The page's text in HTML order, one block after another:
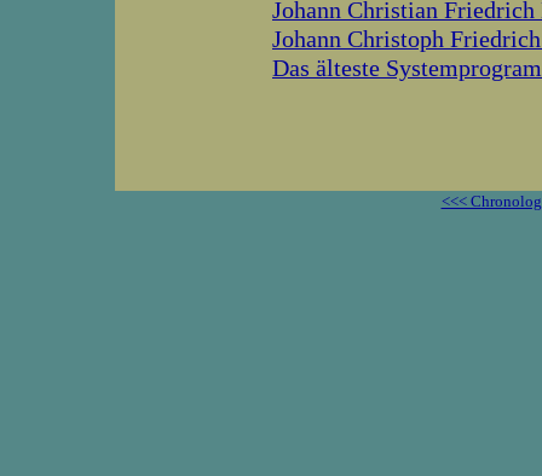
Johann Christian
Johann Christoph
Das älteste
<<<